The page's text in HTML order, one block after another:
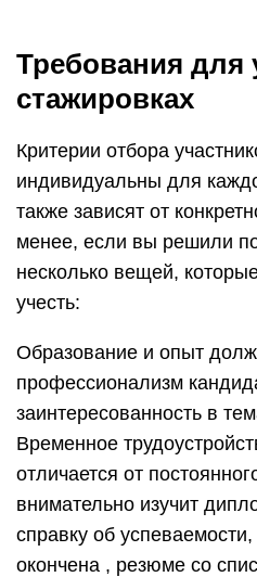
Требования для
стажировках
Критерии отбора
индивидуальны для
также зависят от
менее, если вы решили
несколько вещей,
учесть:
Образование и опыт
профессионализм
заинтересованность в
Временное
отличается от
внимательно изучит
справку об
окончена , резюме со